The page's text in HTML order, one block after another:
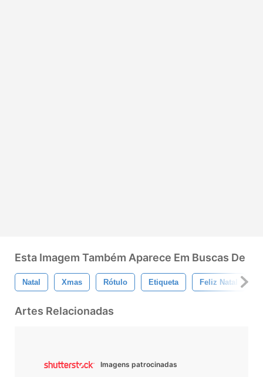
Esta Imagem Também Aparece Em Buscas De
Natal Xmas Rótulo Etiqueta Feliz Natal
Artes Relacionadas
Imagens patrocinadas